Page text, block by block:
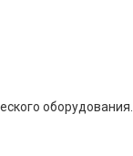
оборудования.